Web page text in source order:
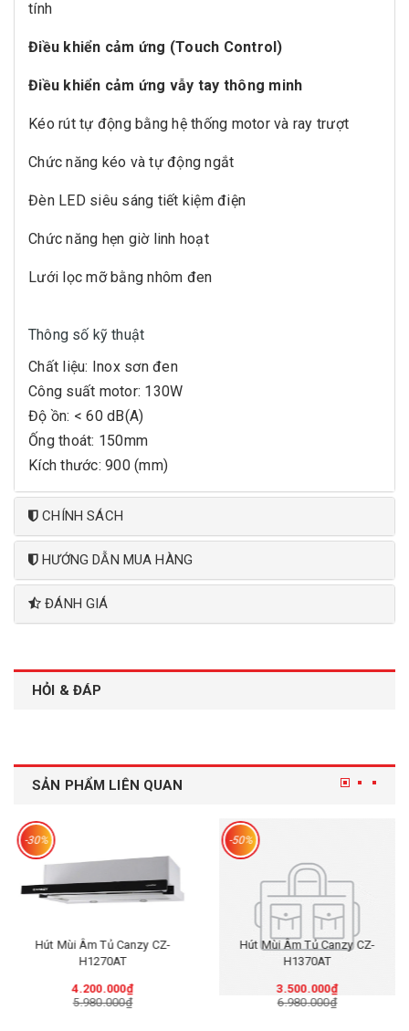
tính
Điều khiển cảm ứng (Touch Control)
Điều khiển cảm ứng vẫy tay thông minh
Kéo rút tự động bằng hệ thống motor và ray trượt
Chức năng kéo và tự động ngắt
Đèn LED siêu sáng tiết kiệm điện
Chức năng hẹn giờ linh hoạt
Lưới lọc mỡ bằng nhôm đen
Thông số kỹ thuật
Chất liệu: Inox sơn đen
Công suất motor: 130W
Độ ồn: < 60 dB(A)
Ống thoát: 150mm
Kích thước: 900 (mm)
CHÍNH SÁCH
HƯỚNG DẪN MUA HÀNG
ĐÁNH GIÁ
HỎI & ĐÁP
SẢN PHẨM LIÊN QUAN
-30%
Hút Mùi Âm Tủ Canzy CZ-
H1270AT
4.200.000₫
5.980.000₫
-50%
Hút Mùi Âm Tủ Canzy CZ-
H1370AT
3.500.000₫
6.980.000₫